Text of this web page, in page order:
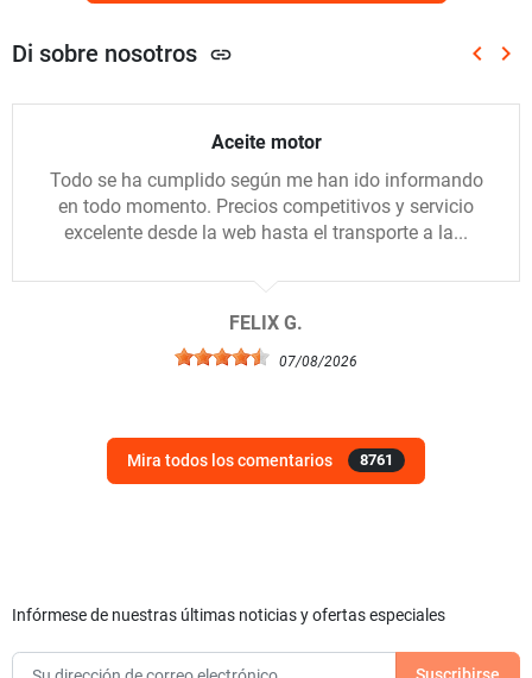
Di sobre nosotros link keyboard_arrow_left keyboard_arrow_right
Aceite motor
Todo se ha cumplido según me han ido informando
en todo momento. Precios competitivos y servicio
excelente desde la web hasta el transporte a la...
FELIX G.
07/08/2026
Mira todos los comentarios 8761
Infórmese de nuestras últimas noticias y ofertas especiales